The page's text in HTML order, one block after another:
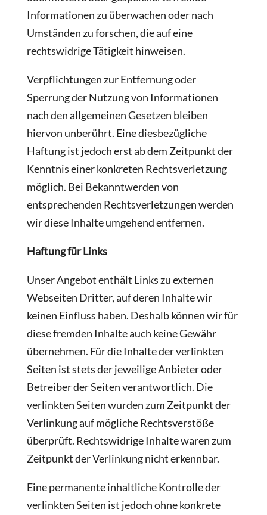
Informationen zu überwachen oder nach
Umständen zu forschen, die auf eine
rechtswidrige Tätigkeit hinweisen.
Verpflichtungen zur Entfernung oder
Sperrung der Nutzung von Informationen
nach den allgemeinen Gesetzen bleiben
hiervon unberührt. Eine diesbezügliche
Haftung ist jedoch erst ab dem Zeitpunkt der
Kenntnis einer konkreten Rechtsverletzung
möglich. Bei Bekanntwerden von
entsprechenden Rechtsverletzungen werden
wir diese Inhalte umgehend entfernen.
Haftung für Links
Unser Angebot enthält Links zu externen
Webseiten Dritter, auf deren Inhalte wir
keinen Einfluss haben. Deshalb können wir für
diese fremden Inhalte auch keine Gewähr
übernehmen. Für die Inhalte der verlinkten
Seiten ist stets der jeweilige Anbieter oder
Betreiber der Seiten verantwortlich. Die
verlinkten Seiten wurden zum Zeitpunkt der
Verlinkung auf mögliche Rechtsverstöße
überprüft. Rechtswidrige Inhalte waren zum
Zeitpunkt der Verlinkung nicht erkennbar.
Eine permanente inhaltliche Kontrolle der
verlinkten Seiten ist jedoch ohne konkrete